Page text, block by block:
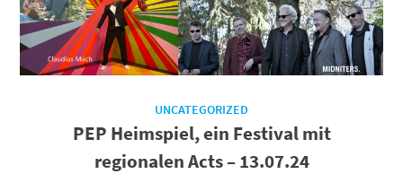
UNCATEGORIZED
PEP Heimspiel, ein Festival mit
regionalen Acts – 13.07.24